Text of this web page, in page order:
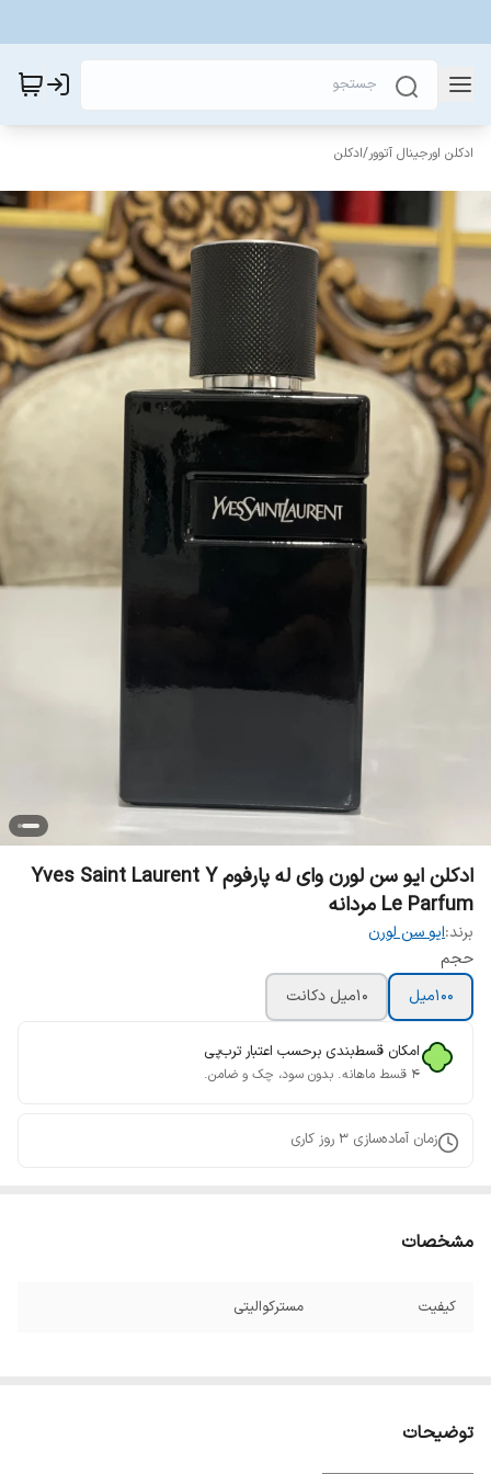
ادکلن اورجینال آتوور/ادکلن
ادکلن ایو سن لورن وای له پارفوم Yves Saint Laurent Y
Le Parfum مردانه
برند:ایو سن لورن
حجم
100میل
10میل دکانت
امکان قسط‌بندی برحسب اعتبار ترب‌پی
۴ قسط ماهانه. بدون سود، چک و ضامن.
زمان آماده‌سازی 3 روز کاری
مشخصات
کیفیت مسترکوالیتی
توضیحات